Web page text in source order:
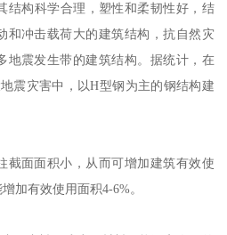
结构科学合理，塑性和柔韧性好，结
和冲击载荷大的建筑结构，抗自然灾
地震发生带的建筑结构。据统计，在
震灾害中，以H型钢为主的钢结构建
截面面积小，从而可增加建筑有效使
加有效使用面积4-6%。